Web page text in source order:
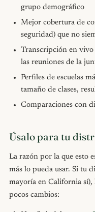
grupo demográfico
Mejor cobertura de
seguridad) que no
Transcripción en vivo
las reuniones de la
Perfiles de escuelas
tamaño de clases,
Comparaciones con
Úsalo para tu
La razón por la que esto
más lo pueda usar. Si tu
mayoría en California
pocos cambios: